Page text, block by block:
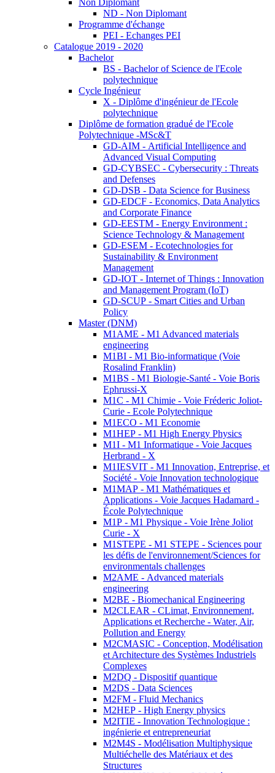
Non Diplomant
ND - Non Diplomant
Programme d'échange
PEI - Echanges PEI
Catalogue 2019 - 2020
Bachelor
BS - Bachelor of Science de l'Ecole
polytechnique
Cycle Ingénieur
X - Diplôme d'ingénieur de l'Ecole
polytechnique
Diplôme de formation gradué de l'Ecole
Polytechnique -MSc&T
GD-AIM - Artificial Intelligence and
Advanced Visual Computing
GD-CYBSEC - Cybersecurity : Threats
and Defenses
GD-DSB - Data Science for Business
GD-EDCF - Economics, Data Analytics
and Corporate Finance
GD-EESTM - Energy Environment :
Science Technology & Management
GD-ESEM - Ecotechnologies for
Sustainability & Environment
Management
GD-IOT - Internet of Things : Innovation
and Management Program (IoT)
GD-SCUP - Smart Cities and Urban
Policy
Master (DNM)
M1AME - M1 Advanced materials
engineering
M1BI - M1 Bio-informatique (Voie
Rosalind Franklin)
M1BS - M1 Biologie-Santé - Voie Boris
Ephrussi-X
M1C - M1 Chimie - Voie Fréderic Joliot-
Curie - Ecole Polytechnique
M1ECO - M1 Economie
M1HEP - M1 High Energy Physics
M1I - M1 Informatique - Voie Jacques
Herbrand - X
M1IESVIT - M1 Innovation, Entreprise, et
Société - Voie Innovation technologique
M1MAP - M1 Mathématiques et
Applications - Voie Jacques Hadamard -
École Polytechnique
M1P - M1 Physique - Voie Irène Joliot
Curie - X
M1STEPE - M1 STEPE - Sciences pour
les défis de l'environnement/Sciences for
environmentals challenges
M2AME - Advanced materials
engineering
M2BE - Biomechanical Engineering
M2CLEAR - CLimat, Environnement,
Applications et Recherche - Water, Air,
Pollution and Energy
M2CMASIC - Conception, Modélisation
et Architecture des Systèmes Industriels
Complexes
M2DQ - Dispositif quantique
M2DS - Data Sciences
M2FM - Fluid Mechanics
M2HEP - High Energy physics
M2ITIE - Innovation Technologique :
ingénierie et entrepreneuriat
M2M4S - Modélisation Multiphysique
Multiéchelle des Matériaux et des
Structures